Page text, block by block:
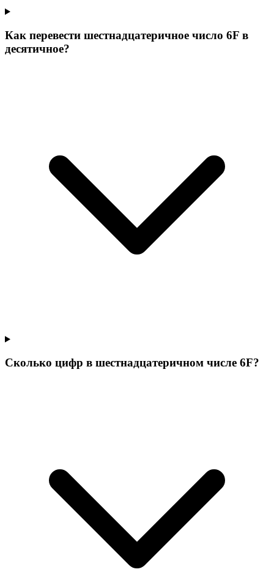
Как перевести шестнадцатеричное число 6F в
десятичное?
Сколько цифр в шестнадцатеричном числе 6F?